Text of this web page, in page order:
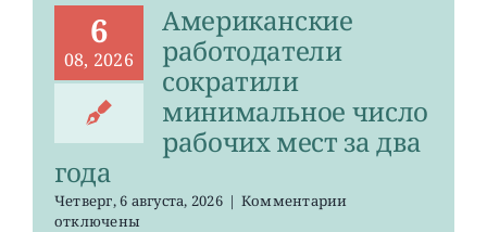
6
08, 2026
Американские
работодатели
сократили
минимальное число
рабочих мест за два
года
Четверг, 6 августа, 2026 | Комментариик
отключены